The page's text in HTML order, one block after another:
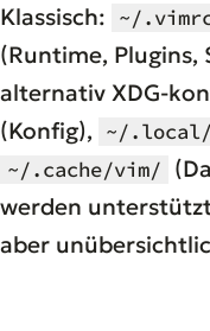
Klassisch: ~/
(Runtime, Plugins,
alternativ XDG-
(Konfig), ~/.local/
~/.cache/vim/
werden
aber